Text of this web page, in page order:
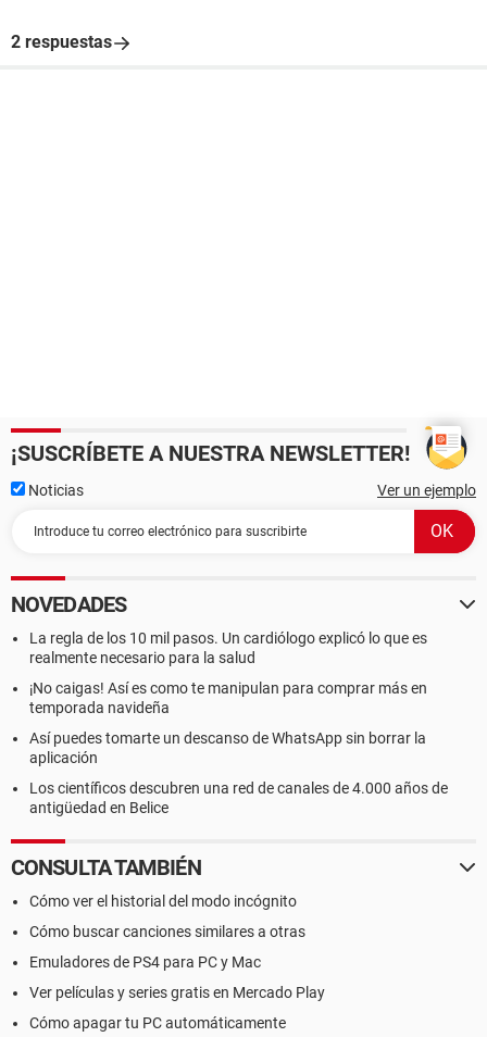
2 respuestas
¡SUSCRÍBETE A NUESTRA NEWSLETTER!
Noticias Ver un ejemplo
NOVEDADES
La regla de los 10 mil pasos. Un cardiólogo explicó lo que es
realmente necesario para la salud
¡No caigas! Así es como te manipulan para comprar más en
temporada navideña
Así puedes tomarte un descanso de WhatsApp sin borrar la
aplicación
Los científicos descubren una red de canales de 4.000 años de
antigüedad en Belice
CONSULTA TAMBIÉN
Cómo ver el historial del modo incógnito
Cómo buscar canciones similares a otras
Emuladores de PS4 para PC y Mac
Ver películas y series gratis en Mercado Play
Cómo apagar tu PC automáticamente